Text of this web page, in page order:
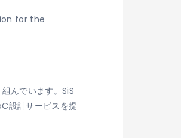
for the
んでいます。SiS
設計サービスを提